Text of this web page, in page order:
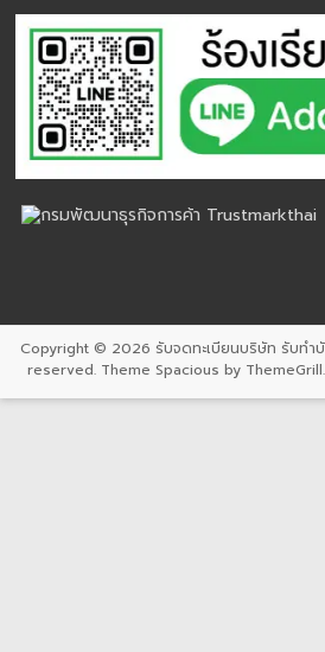
Copyright © 2026 รับจดทะเบียนบริษัท รับท
reserved. ThemeSpacious by